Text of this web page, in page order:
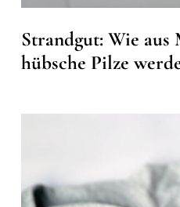
Strandgut: Wie aus
hübsche Pilze